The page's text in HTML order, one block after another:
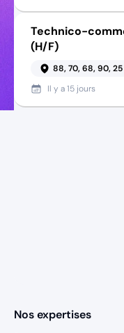
Technico-
(H/F)
88, 70, 68, 90, 25
Il y a15 jours
Nos expertises